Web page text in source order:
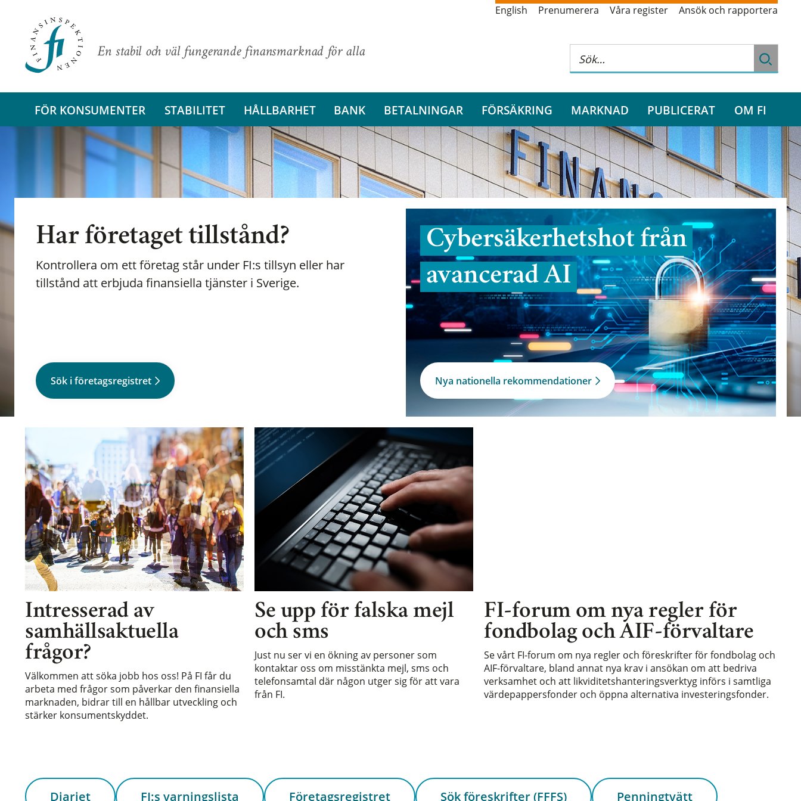
En stabil och väl fungerande finansmarknad för alla
English Prenumerera Våra register Ansök och rapportera
FÖR KONSUMENTER STABILITET HÅLLBARHET BANK BETALNINGAR FÖRSÄKRING MARKNAD PUBLICERAT OM FI
Har företaget tillstånd?
Kontrollera om ett företag står under FI:s tillsyn eller har
tillstånd att erbjuda finansiella tjänster i Sverige.
Sök i företagsregistret
Cybersäkerhetshot från
avancerad AI
Nya nationella rekommendationer
Intresserad av
samhällsaktuella
frågor?
Välkommen att söka jobb hos oss! På FI får du
arbeta med frågor som påverkar den finansiella
marknaden, bidrar till en hållbar utveckling och
stärker konsumentskyddet.
Se upp för falska mejl
och sms
Just nu ser vi en ökning av personer som
kontaktar oss om misstänkta mejl, sms och
telefonsamtal där någon utger sig för att vara
från FI.
FI-forum om nya regler för
fondbolag och AIF-förvaltare
Se vårt FI-forum om nya regler och föreskrifter för fondbolag och
AIF-förvaltare, bland annat nya krav i ansökan om att bedriva
verksamhet och att likviditetshanteringsverktyg införs i samtliga
värdepappersfonder och öppna alternativa investeringsfonder.
Diariet FI:s varningslista Företagsregistret Sök föreskrifter (FFFS) Penningtvätt